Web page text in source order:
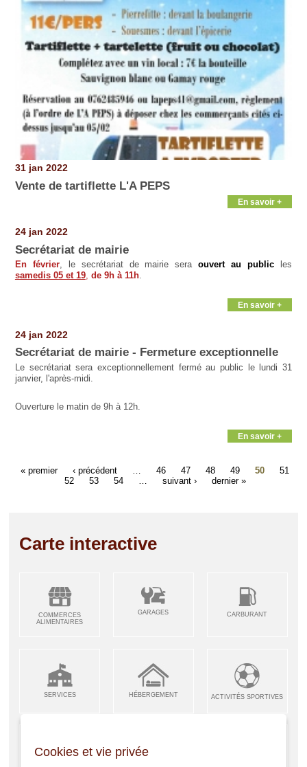
31 jan 2022
Vente de tartiflette L'A PEPS
En savoir +
24 jan 2022
Secrétariat de mairie
En février, le secrétariat de mairie seraouvert au public les
samedis 05 et 19, de 9h à 11h.
En savoir +
24 jan 2022
Secrétariat de mairie - Fermeture exceptionnelle
Le secrétariat sera exceptionnellement fermé au public le lundi 31
janvier, l'après-midi.
Ouverture le matin de 9h à 12h.
En savoir +
« premier ‹ précédent 46 47 48 49 50
51
52
53 54 suivant › dernier »
Carte interactive
COMMERCES
ALIMENTAIRES
GARAGES CARBURANT
SERVICES HÉBERGEMENT ACTIVITÉS SPORTIVES
Cookies et vie privée